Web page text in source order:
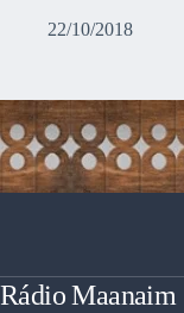
22/10/2018
Rádio Maanaim